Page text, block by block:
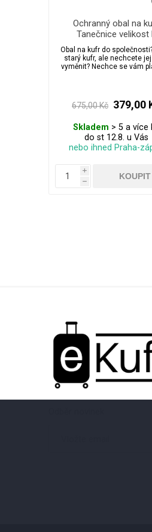
Ochranný obal na
Tanečnice velikost
Obal na kufr do
starý kufr, ale nechcete
vyměnit? Nechce se vám
675,00 Kč 379,00
Skladem > 5 a více
do st 12.8. u Vás
nebo ihned Praha-
i
h